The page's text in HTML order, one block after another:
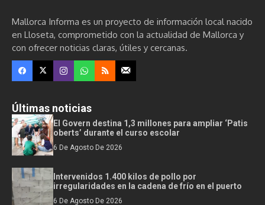
Mallorca Informa es un proyecto de información local nacido
en Lloseta, comprometido con la actualidad de Mallorca y
con ofrecer noticias claras, útiles y cercanas.
Últimas noticias
El Govern destina 1,3 millones para ampliar ‘Patis
oberts’ durante el curso escolar
6 De Agosto De 2026
Intervenidos 1.400 kilos de pollo por
irregularidades en la cadena de frío en el puerto
6 De Agosto De 2026